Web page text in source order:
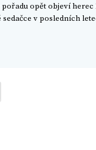
pořadu opět objeví
sedačce v posledních